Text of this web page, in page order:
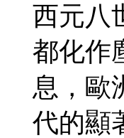
西元八
都化作
息，歐
代的顯